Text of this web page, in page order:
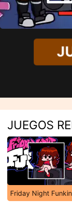
JUEGOS
Friday Night Funkin